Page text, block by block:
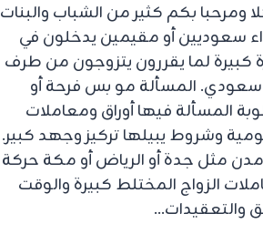
ومرحبا بكم كثير من الشباب والبنات
سعوديين أو مقيمين يدخلون في
كبيرة لما يقررون يتزوجون من طرف
سعودي. المسألة مو بس فرحة أو
المسألة فيها أوراق ومعاملات
وشروط يبيلها تركيز وجهد كبير.
مثل جدة أو الرياض أو مكة حركة
الزواج المختلط كبيرة والوقت
والتعقيدات…